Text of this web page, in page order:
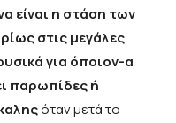
είναι η στάση των
στις μεγάλες
για όποιον-α
παρωπίδες ή
όταν μετά το